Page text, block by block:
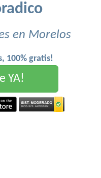
en Morelos
100% gratis!
YA!